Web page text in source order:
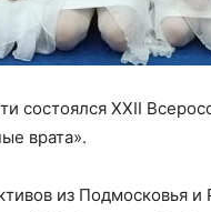
состоялся XXII
врата».
из Подмосковья